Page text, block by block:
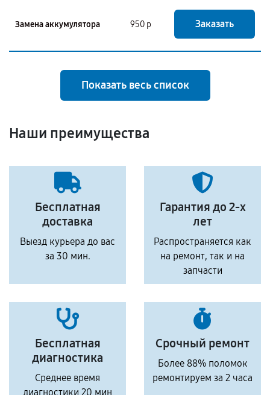
Замена аккумулятора 950 р Заказать
Показать весь список
Наши преимущества
Бесплатная
доставка
Выезд курьера до вас
за 30 мин.
Гарантия до 2-х
лет
Распространяется как
на ремонт, так и на
запчасти
Бесплатная
диагностика
Среднее время
диагностики 20 мин
Срочный ремонт
Более 88% поломок
ремонтируем за 2 часа